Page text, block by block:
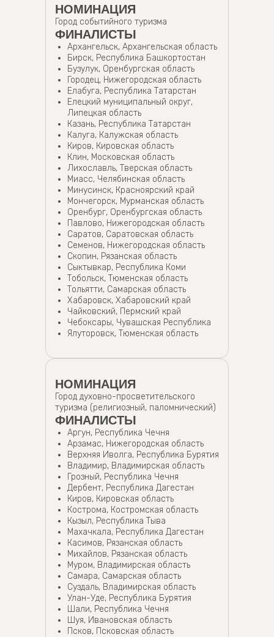
НОМИНАЦИЯ
Город событийного туризма
ФИНАЛИСТЫ
Архангельск, Архангельская область
Бирск, Республика Башкортостан
Бузулук, Оренбургская область
Городец, Нижегородская область
Елабуга, Республика Татарстан
Елецкий муниципальный округ,
Липецкая область
Казань, Республика Татарстан
Калуга, Калужская область
Киров, Кировская область
Клин, Московская область
Лихославль, Тверская область
Миасс, Челябинская область
Минусинск, Красноярский край
Мончегорск, Мурманская область
Оренбург, Оренбургская область
Павлово, Нижегородская область
Саратов, Саратовская область
Семенов, Нижегородская область
Скопин, Рязанская область
Сыктывкар, Республика Коми
Тобольск, Тюменская область
Тольятти, Самарская область
Хабаровск, Хабаровский край
Чайковский, Пермский край
Чебоксары, Чувашская Республика
Ялуторовск, Тюменская область
НОМИНАЦИЯ
Город духовно-просветительского
туризма (религиозный, паломнический)
ФИНАЛИСТЫ
Аргун, Республика Чечня
Арзамас, Нижегородская область
Верхняя Иволга, Республика Бурятия
Владимир, Владимирская область
Грозный, Республика Чечня
Дербент, Республика Дагестан
Киров, Кировская область
Кострома, Костромская область
Кызыл, Республика Тыва
Махачкала, Республика Дагестан
Касимов, Рязанская область
Михайлов, Рязанская область
Муром, Владимирская область
Самара, Самарская область
Суздаль, Владимирская область
Улан-Уде, Республика Бурятия
Шали, Республика Чечня
Шуя, Ивановская область
Псков, Псковская область